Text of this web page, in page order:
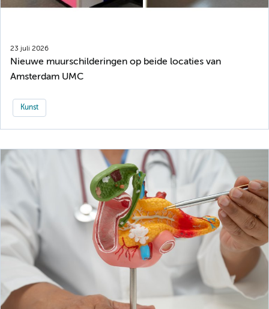
23 juli 2026
Nieuwe muurschilderingen op beide locaties van
Amsterdam UMC
Kunst